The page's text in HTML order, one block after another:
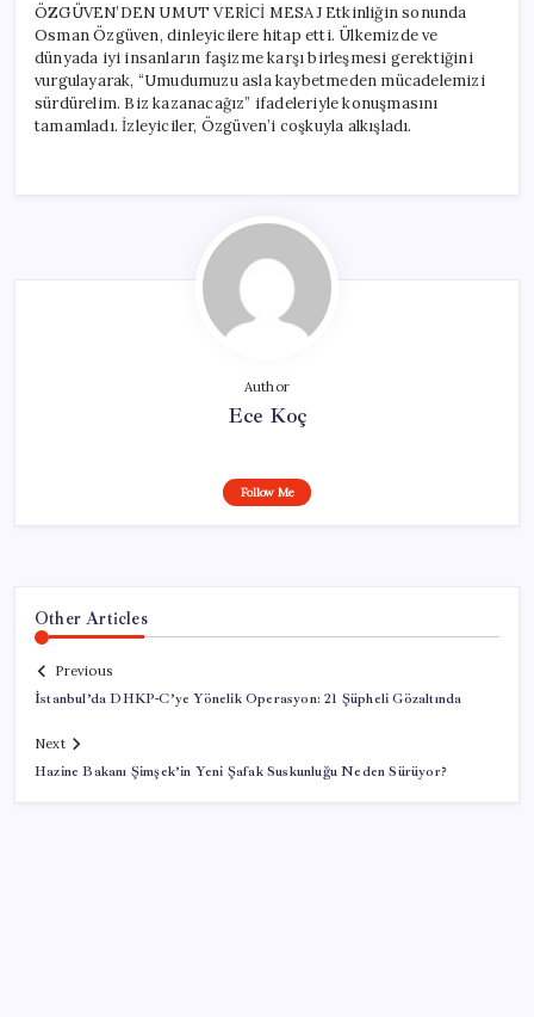
ÖZGÜVEN’DEN UMUT VERİCİ MESAJ Etkinliğin sonunda
Osman Özgüven, dinleyicilere hitap etti. Ülkemizde ve
dünyada iyi insanların faşizme karşı birleşmesi gerektiğini
vurgulayarak, “Umudumuzu asla kaybetmeden mücadelemizi
sürdürelim. Biz kazanacağız” ifadeleriyle konuşmasını
tamamladı. İzleyiciler, Özgüven’i coşkuyla alkışladı.
Author
Ece Koç
Follow Me
Other Articles
Previous
İstanbul’da DHKP-C’ye Yönelik Operasyon: 21 Şüpheli Gözaltında
Next
Hazine Bakanı Şimşek’in Yeni Şafak Suskunluğu Neden Sürüyor?